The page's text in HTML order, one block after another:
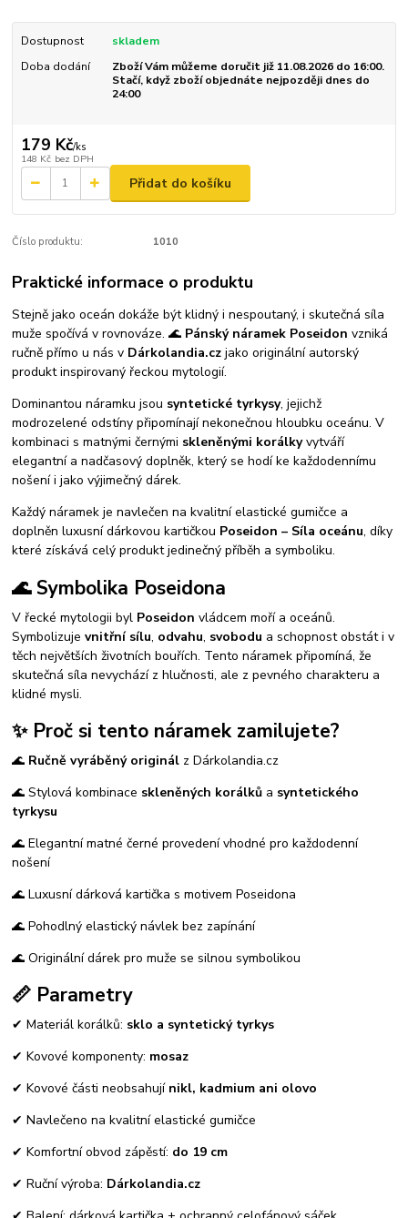
Dostupnost
skladem
Doba dodání
Zboží Vám můžeme doručit již 11.08.2026 do 16:00.
Stačí, když zboží objednáte nejpozději dnes do
24:00
179 Kč/ks
148 Kč bez DPH
Přidat do košíku
Číslo produktu: 1010
Praktické informace o produktu
Stejně jako oceán dokáže být klidný i nespoutaný, i skutečná síla
muže spočívá v rovnováze. 🌊 Pánský náramek Poseidon vzniká
ručně přímo u nás v Dárkolandia.cz jako originální autorský
produkt inspirovaný řeckou mytologií.
Dominantou náramku jsou syntetické tyrkysy, jejichž
modrozelené odstíny připomínají nekonečnou hloubku oceánu. V
kombinaci s matnými černými skleněnými korálkyvytváří
elegantní a nadčasový doplněk, který se hodí ke každodennímu
nošení i jako výjimečný dárek.
Každý náramek je navlečen na kvalitní elastické gumičce a
doplněn luxusní dárkovou kartičkou Poseidon – Síla oceánu, díky
které získává celý produkt jedinečný příběh a symboliku.
🌊 Symbolika Poseidona
V řecké mytologii byl Poseidon vládcem moří a oceánů.
Symbolizujevnitřní sílu, odvahu, svobodu a schopnost obstát i v
těch největších životních bouřích. Tento náramek připomíná, že
skutečná síla nevychází z hlučnosti, ale z pevného charakteru a
klidné mysli.
✨ Proč si tento náramek zamilujete?
🌊 Ručně vyráběný originál z Dárkolandia.cz
🌊 Stylová kombinace skleněných korálků a syntetického
tyrkysu
🌊 Elegantní matné černé provedení vhodné pro každodenní
nošení
🌊 Luxusní dárková kartička s motivem Poseidona
🌊 Pohodlný elastický návlek bez zapínání
🌊 Originální dárek pro muže se silnou symbolikou
📏 Parametry
✔ Materiál korálků: sklo a syntetický tyrkys
✔ Kovové komponenty: mosaz
✔ Kovové části neobsahují nikl, kadmium ani olovo
✔ Navlečeno na kvalitní elastické gumičce
✔ Komfortní obvod zápěstí: do 19 cm
✔ Ruční výroba: Dárkolandia.cz